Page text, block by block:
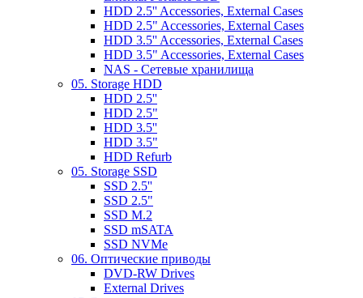
HDD 2.5'' Accessories, External Cases
HDD 2.5" Accessories, External Cases
HDD 3.5'' Accessories, External Cases
HDD 3.5" Accessories, External Cases
NAS - Сетевые хранилища
05. Storage HDD
HDD 2.5''
HDD 2.5"
HDD 3.5''
HDD 3.5"
HDD Refurb
05. Storage SSD
SSD 2.5''
SSD 2.5"
SSD M.2
SSD mSATA
SSD NVMe
06. Оптические приводы
DVD-RW Drives
External Drives